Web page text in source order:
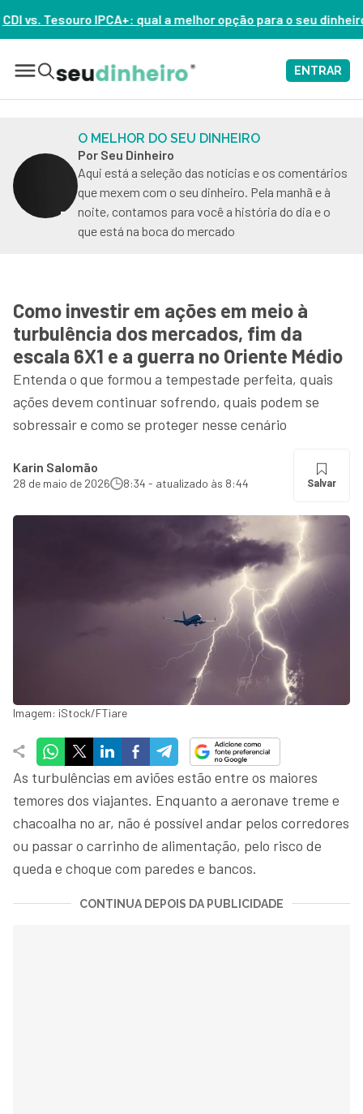
qual a melhor opção para o seu dinheiro hoje? –
ENTRAR
O MELHOR DO SEU DINHEIRO
Por Seu Dinheiro
Aqui está a seleção das notícias e os comentários
que mexem com o seu dinheiro. Pela manhã e à
noite, contamos para você a história do dia e o
que está na boca do mercado
Como investir em ações em meio à
turbulência dos mercados, fim da
escala 6X1 e a guerra no Oriente Médio
Entenda o que formou a tempestade perfeita, quais
ações devem continuar sofrendo, quais podem se
sobressair e como se proteger nesse cenário
Karin Salomão
28 de maio de 2026 8:34 - atualizado às 8:44 Salvar
Imagem: iStock/FTiare
As turbulências em aviões estão entre os maiores
temores dos viajantes. Enquanto a aeronave treme e
chacoalha no ar, não é possível andar pelos corredores
ou passar o carrinho de alimentação, pelo risco de
queda e choque com paredes e bancos.
CONTINUA DEPOIS DA PUBLICIDADE